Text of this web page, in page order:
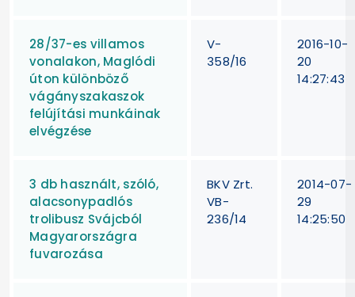
28/37-es villamos
vonalakon, Maglódi
úton különböző
vágányszakaszok
felújítási munkáinak
elvégzése
V-
358/16
2016-10-
20
14:27:43
3 db használt, szóló,
alacsonypadlós
trolibusz Svájcból
Magyarországra
fuvarozása
BKV Zrt.
VB-
236/14
2014-07-
29
14:25:50